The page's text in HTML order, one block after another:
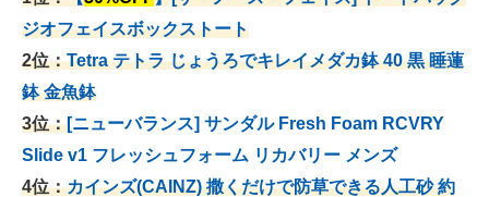
ジオフェイスボックストート
2位：Tetra テトラ じょうろでキレイメダカ鉢 40 黒 睡蓮
鉢 金魚鉢
3位：[ニューバランス] サンダル Fresh Foam RCVRY
Slide v1 フレッシュフォーム リカバリー メンズ
4位：カインズ(CAINZ) 撒くだけで防草できる人工砂 約